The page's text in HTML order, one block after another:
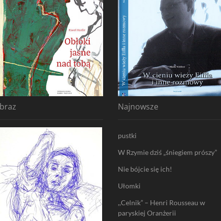
Najnowsze
pustki
W Rzymie dziś „śniegiem prószy”
Nie bójcie się ich!
Ułomki
,,Celnik” – Henri Rousseau w
paryskiej Oranżerii